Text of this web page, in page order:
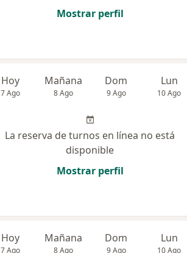
Mostrar perfil
Hoy
7 Ago
Mañana
8 Ago
Dom
9 Ago
Lun
10 Ago
La reserva de turnos en línea no está
disponible
Mostrar perfil
Hoy
7 Ago
Mañana
8 Ago
Dom
9 Ago
Lun
10 Ago